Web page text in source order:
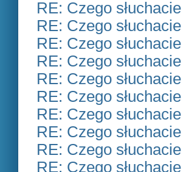
RE: Czego
RE: Czego
RE: Czego
RE: Czego
RE: Czego
RE: Czego
RE: Czego
RE: Czego
RE: Czego
RE: Czego